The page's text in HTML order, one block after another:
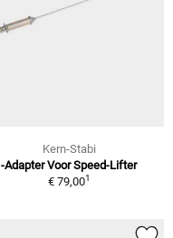
Kern-Stabi
-Adapter Voor Speed-Lifter
€ 79,001